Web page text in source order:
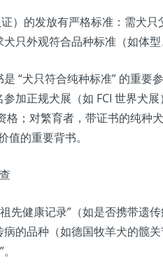
）的发放有严格标准：需犬
只外观符合品种标准（如体型
“犬只符合纯种标准” 的重要
加正规犬展（如 FCI 世界犬
格；对繁育者，带证书的纯种
值的重要背书。
先健康记录”（如是否携带遗
的品种（如德国牧羊犬的髋